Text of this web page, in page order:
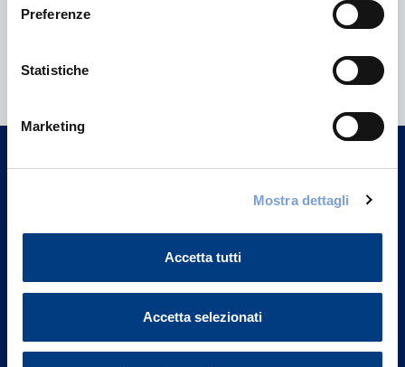
Preferenze
Statistiche
Marketing
Mostra dettagli
Accetta tutti
Accetta selezionati
Hai bisogno di
informazioni?
Trova l'Agenzia più vicina a te e parla con
un nostro Agente.